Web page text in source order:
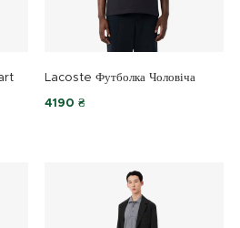
Lacoste Футболка Чоловіча
4190 ₴